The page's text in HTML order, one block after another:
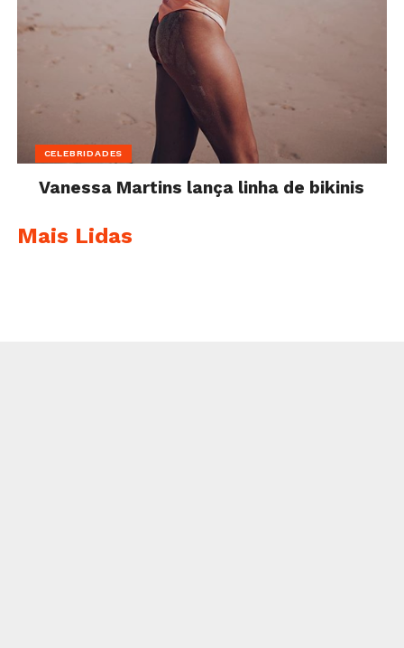
CELEBRIDADES
Vanessa Martins lança linha de bikinis
Mais Lidas